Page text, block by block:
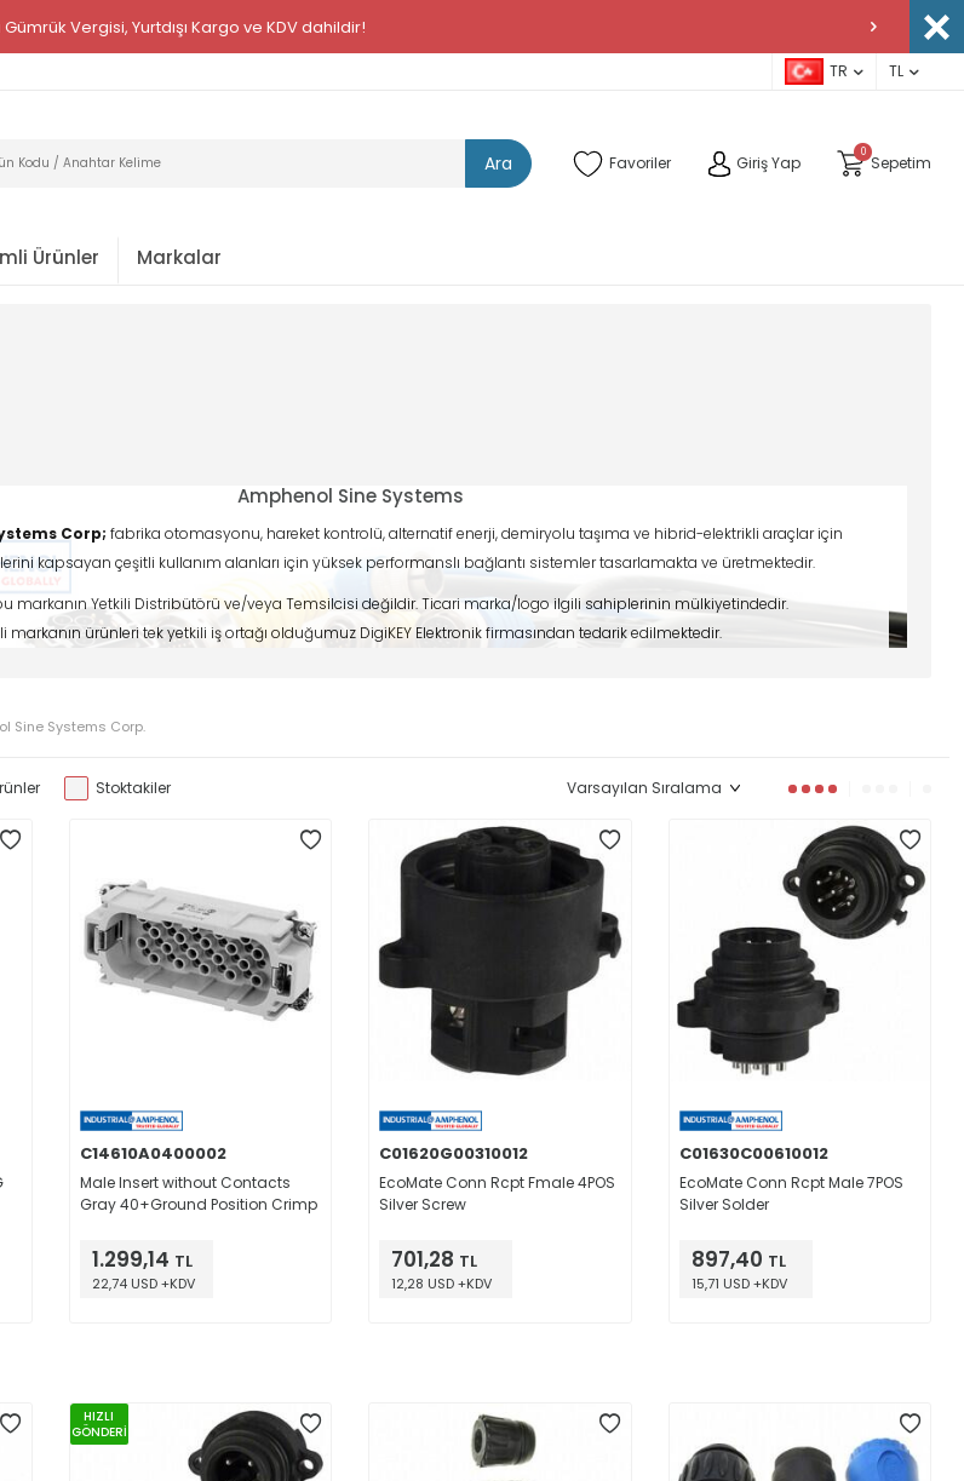
Vergisi, Yurtdışı Kargo ve KDV dahildir!
TR TL
Ara Favoriler Giriş Yap
0
Sepetim
Ürünler Markalar
Amphenol Sine Systems
Corp; fabrika otomasyonu, hareket kontrolü, alternatif enerji, demiryolu taşıma ve hibrid-elektrikli araçlar için
kapsayan çeşitli kullanım alanları için yüksek performanslı bağlantı sistemler tasarlamakta ve üretmektedir.
markanın Yetkili Distribütörü ve/veya Temsilcisi değildir. Ticari marka/logo ilgili sahiplerinin mülkiyetindedir.
markanın ürünleri tek yetkili iş ortağı olduğumuz DigiKEY Elektronik firmasından tedarik edilmektedir.
Sine Systems Corp.
Stoktakiler
C14610A0400002
Male Insert without Contacts
Gray 40+Ground Position Crimp
1.299,14 TL
22,74 USD +KDV
C01620G00310012
EcoMate Conn Rcpt Fmale 4POS
Silver Screw
701,28 TL
12,28 USD +KDV
C01630C00610012
EcoMate Conn Rcpt Male 7POS
Silver Solder
897,40 TL
15,71 USD +KDV
HIZLI
GÖNDERİ